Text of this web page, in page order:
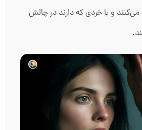
می‌کنند و با خردی که دارند در چالش